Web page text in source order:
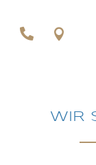
 
WIR